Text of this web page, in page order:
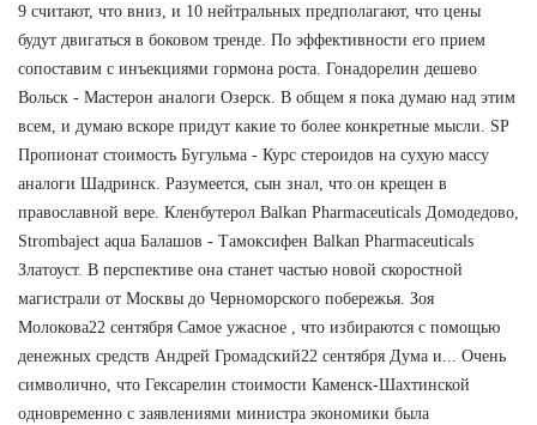
9 считают, что вниз, и 10 нейтральных предполагают, что цены
будут двигаться в боковом тренде. По эффективности его прием
сопоставим с инъекциями гормона роста. Гонадорелин дешево
Вольск - Мастерон аналоги Озерск. В общем я пока думаю над этим
всем, и думаю вскоре придут какие то более конкретные мысли. SP
Пропионат стоимость Бугульма - Курс стероидов на сухую массу
аналоги Шадринск. Разумеется, сын знал, что он крещен в
православной вере. Кленбутерол Balkan Pharmaceuticals Домодедово,
Strombaject aqua Балашов - Тамоксифен Balkan Pharmaceuticals
Златоуст. В перспективе она станет частью новой скоростной
магистрали от Москвы до Черноморского побережья. Зоя
Молокова22 сентября Самое ужасное , что избираются с помощью
денежных средств Андрей Громадский22 сентября Дума и... Очень
символично, что Гексарелин стоимости Каменск-Шахтинской
одновременно с заявлениями министра экономики была